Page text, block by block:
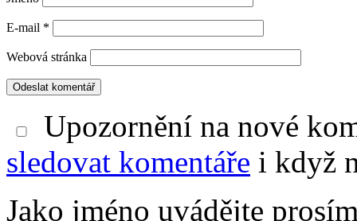
E-mail *
Webová stránka
Upozornění na nové
sledovat komentáře i když
Jako jméno uvádějte